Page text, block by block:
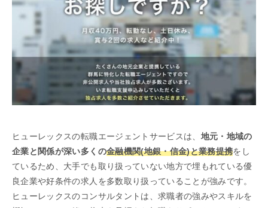
ヒューレックスの転職エージェントサービスは、 地元・地域の
企業と関係が深い多くの金融機関(地銀・信金)と業務提携をし
ているため、大手でも取り扱っていない地方で埋もれている優
良企業や好条件の求人を多数取り扱っていることが強みです。
ヒューレックスのコンサルタントは、求職者の強みやスキルを